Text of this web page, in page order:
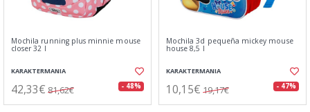
Mochila running plus minnie mouse
closer 32 l
KARAKTERMANIA
42,33€ 81,62€ - 48%
Mochila 3d pequeña mickey mouse
house 8,5 l
KARAKTERMANIA
10,15€ 19,17€ - 47%